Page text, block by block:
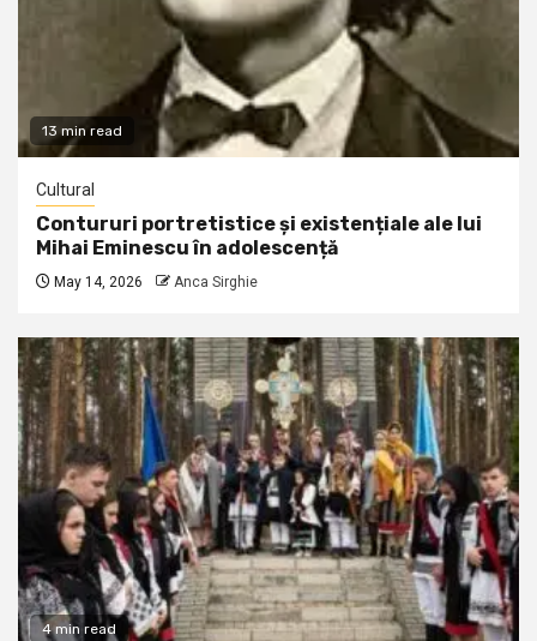
13 min read
Cultural
Contururi portretistice și existențiale ale lui
Mihai Eminescu în adolescență
May 14, 2026 Anca Sirghie
4 min read